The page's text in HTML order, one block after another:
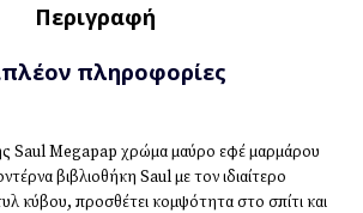
Περιγραφή
πληροφορίες
Saul Megapap χρώμα μαύρο εφέ μαρμάρου
βιβλιοθήκη Saul με τον ιδιαίτερο
κύβου, προσθέτει κομψότητα στο σπίτι και